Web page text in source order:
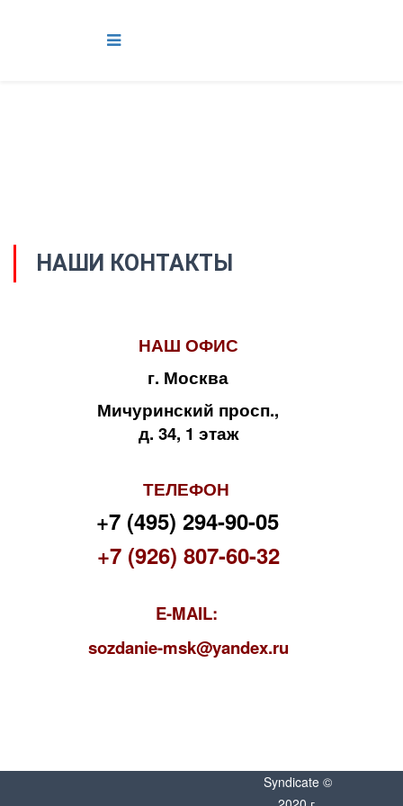
НАШИ КОНТАКТЫ
НАШ ОФИС
г. Москва
Мичуринский просп.,
д. 34, 1 этаж
ТЕЛЕФОН
+7 (495) 294-90-05
+7 (926) 807-60-32
E-MAIL:
sozdanie-msk@yandex.ru
Syndicate ©